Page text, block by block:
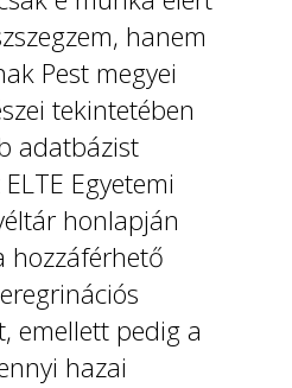
hanem
Pest megyei
tekintetében
adatbázist
Egyetemi
honlapján
hozzáférhető
emellett pedig a
hazai